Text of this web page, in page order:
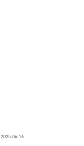
2025.04.16